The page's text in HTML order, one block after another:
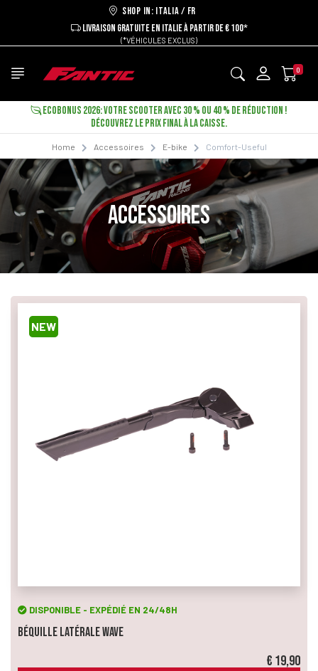
Shop in: ITALIA / FR
LIVRAISON GRATUITE EN ITALIE À PARTIR DE € 100*
(*VÉHICULES EXCLUS)
0
ECOBONUS 2026: VOTRE SCOOTER AVEC 30 % OU 40 % DE RÉDUCTION !
DÉCOUVREZ LE PRIX FINAL À LA CAISSE.
Home Accessoires E-bike Comfort-Useful
ACCESSOIRES
NEW
DISPONIBLE - EXPÉDIÉ EN 24/48H
Béquille Latérale Wave
€ 19,90